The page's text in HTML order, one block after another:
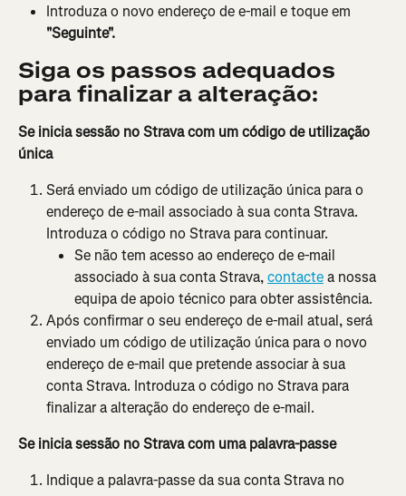
Introduza o novo endereço de e-mail e toque em
"Seguinte".
Siga os passos adequados
para finalizar a alteração:
Se inicia sessão no Strava com um código de utilização
única
Será enviado um código de utilização única para o
endereço de e-mail associado à sua conta Strava.
Introduza o código no Strava para continuar.
Se não tem acesso ao endereço de e-mail
associado à sua conta Strava, contacte a nossa
equipa de apoio técnico para obter assistência.
Após confirmar o seu endereço de e-mail atual, será
enviado um código de utilização única para o novo
endereço de e-mail que pretende associar à sua
conta Strava. Introduza o código no Strava para
finalizar a alteração do endereço de e-mail.
Se inicia sessão no Strava com uma palavra-passe
Indique a palavra-passe da sua conta Strava no